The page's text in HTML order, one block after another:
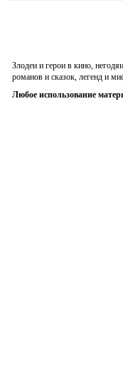
Злодеи и герои в кино,
романов и сказок, легенд и
Любое использование